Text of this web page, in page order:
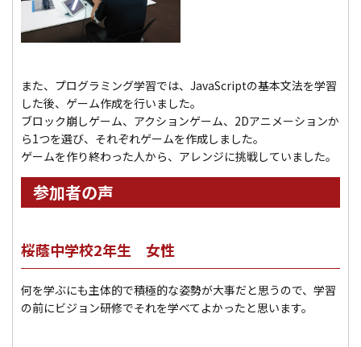
また、プログラミング学習では、JavaScriptの基本文法を学習
した後、ゲーム作成を行いました。
ブロック崩しゲーム、アクションゲーム、2Dアニメーションか
ら1つを選び、それぞれゲームを作成しました。
ゲームを作り終わった人から、アレンジに挑戦していました。
参加者の声
桜蔭中学校2年生 女性
何を学ぶにも主体的で積極的な姿勢が大事だと思うので、学習
の前にビジョン研修でそれを学べてよかったと思います。